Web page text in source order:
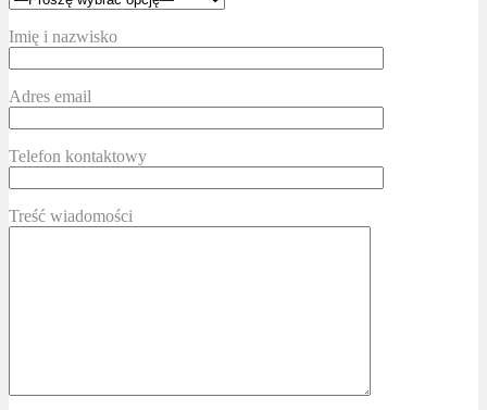
Imię i nazwisko
Adres email
Telefon kontaktowy
Treść wiadomości